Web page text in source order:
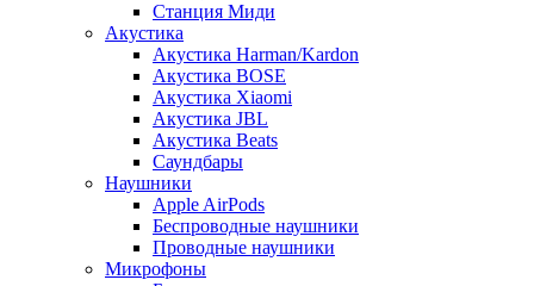
Станция Миди
Акустика
Акустика Harman/Kardon
Акустика BOSE
Акустика Xiaomi
Акустика JBL
Акустика Beats
Саундбары
Наушники
Apple AirPods
Беспроводные наушники
Проводные наушники
Микрофоны